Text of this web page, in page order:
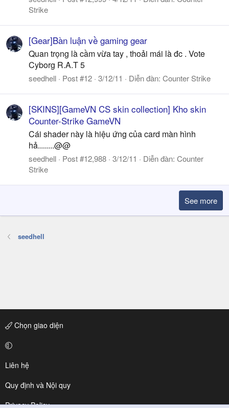
Strike
[Gear]Bàn luận về gaming gear
Quan trọng là cầm vừa tay , thoải mái là đc . Vote
Cyborg R.A.T 5
seedhell Post #12 3/12/11 Diễn đàn: Counter Strike
[SKINS][GameVN CS skin collection] Kho skin
Counter-Strike GameVN
Cái shader này là hiệu ứng của card màn hình
hả........@@
seedhell Post #12,988 3/12/11 Diễn đàn: Counter
Strike
See more
seedhell
Chọn giao diện
Liên hệ
Quy định và Nội quy
Privacy Policy